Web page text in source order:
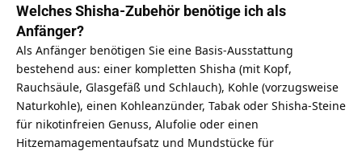
Welches Shisha-Zubehör benötige ich als
Anfänger?
Als Anfänger benötigen Sie eine Basis-Ausstattung
bestehend aus: einer kompletten Shisha (mit Kopf,
Rauchsäule, Glasgefäß und Schlauch), Kohle (vorzugsweise
Naturkohle), einen Kohleanzünder, Tabak oder Shisha-Steine
für nikotinfreien Genuss, Alufolie oder einen
Hitzemamagementaufsatz und Mundstücke für